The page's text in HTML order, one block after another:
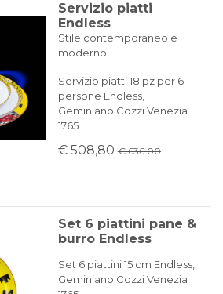
Servizio piatti
Endless
Stile contemporaneo e
moderno
Servizio piatti 18 pz per 6
persone Endless,
Geminiano Cozzi Venezia
1765
€ 508,80 € 636.00
Set 6 piattini pane &
burro Endless
Set 6 piattini 15 cm Endless,
Geminiano Cozzi Venezia